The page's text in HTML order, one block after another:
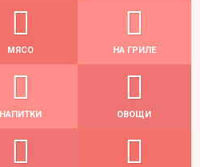
МЯСО НА ГРИЛЕ
НАПИТКИ ОВОЩИ